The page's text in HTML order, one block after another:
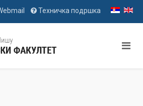
Техничка подршка